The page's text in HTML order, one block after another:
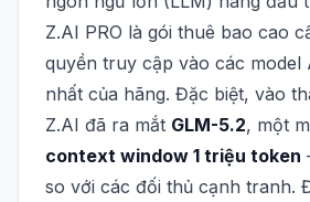
Z.AI PRO là gói thuê bao cao
quyền truy cập vào các model
nhất của hãng. Đặc biệt, vào
Z.AI đã ra mắt GLM-5.2, một
context window 1 triệu token
so với các đối thủ cạnh tranh.